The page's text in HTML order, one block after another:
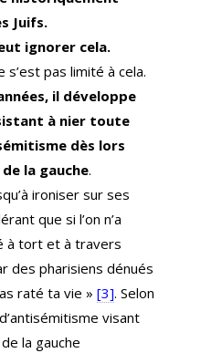
Juifs.
ignorer cela.
s’est pas limité à cela.
il développe
à nier toute
dès lors
la gauche.
ironiser sur ses
que si l’on n’a
à tort et à travers
des pharisiens dénués
raté ta vie » [3]. Selon
visant
la gauche